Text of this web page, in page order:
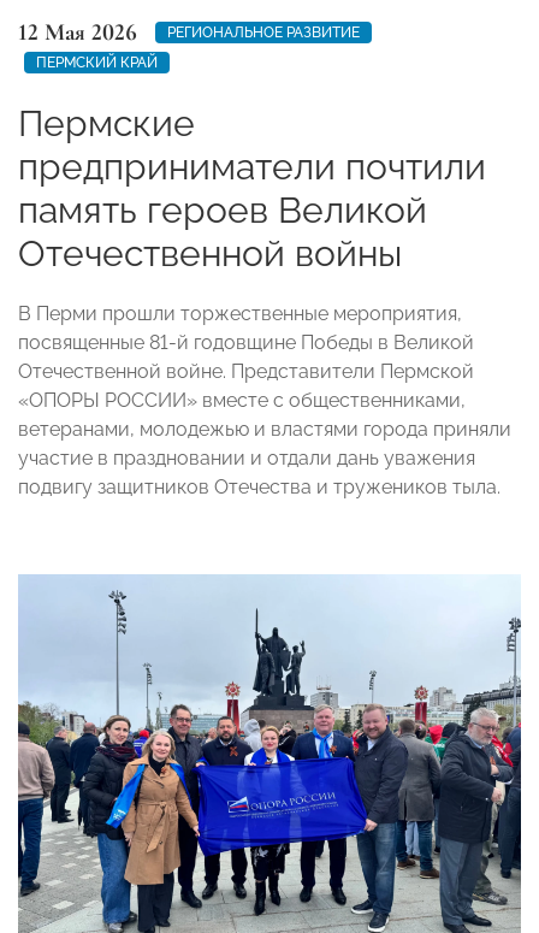
12 Мая 2026
РЕГИОНАЛЬНОЕ РАЗВИТИЕ
ПЕРМСКИЙ КРАЙ
Пермские
предприниматели почтили
память героев Великой
Отечественной войны
В Перми прошли торжественные мероприятия,
посвященные 81-й годовщине Победы в Великой
Отечественной войне. Представители Пермской
«ОПОРЫ РОССИИ» вместе с общественниками,
ветеранами, молодежью и властями города приняли
участие в праздновании и отдали дань уважения
подвигу защитников Отечества и тружеников тыла.